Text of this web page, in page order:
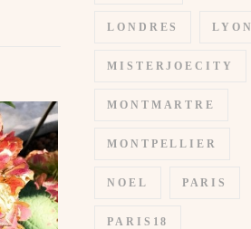
LONDRES LYON
MISTERJOECITY
MONTMARTRE
MONTPELLIER
NOEL PARIS
PARIS18